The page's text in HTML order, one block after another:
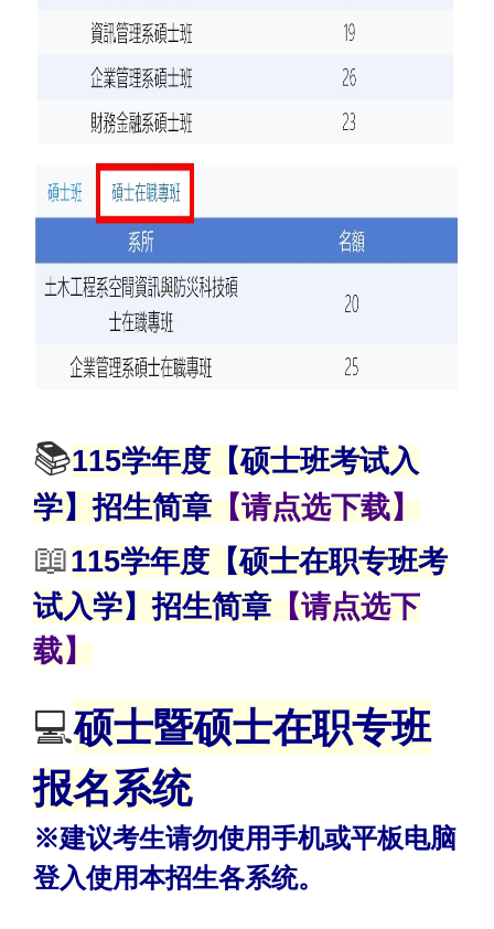
📚115学年度【硕士班考试入
学】招生简章【请点选下载】
📖115学年度【硕士在职专班考
试入学】招生简章【请点选下
载】
💻硕士暨硕士在职专班
报名系统
※建议考生请勿使用手机或平板电脑
登入使用本招生各系统。